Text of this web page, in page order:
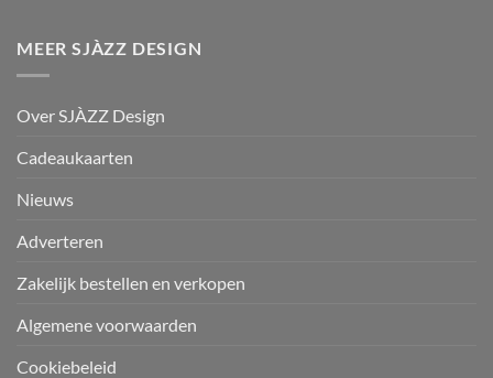
MEER SJÀZZ DESIGN
Over SJÀZZ Design
Cadeaukaarten
Nieuws
Adverteren
Zakelijk bestellen en verkopen
Algemene voorwaarden
Cookiebeleid